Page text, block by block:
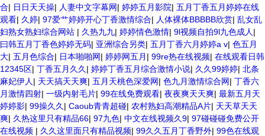
合| 日日天天操| 人妻中文字幕网| 婷婷五月影院| 五月丁香五月婷婷在线
观看| 久婷| 97爱艹婷婷开心丁香激情综合| 人体裸体BBBBB欣赏| 乱女乱
妇熟女熟妇综合网站 | 久热九九| 婷婷情色激情| 9l视频自拍9l九色成人 |
曰韩五月丁香色婷婷无码| 亚洲综合另类| 五月丁香六月婷婷a v| 色五月
大| 五月色综合| 日本啪啪网| 婷婷网五月 | 99re热在线视频| 在线观看日韩
12345区| 丁香五月久久 | 婷婷丁香五月综合激情小说| 久久99婷婷| 北条
麻妃伊人 | 天天搞天天爽| 五月天桃色深爱网| 色九月激情综合网| 丁香六
月激情四射| 一级内射毛片| 99在线免费观看| 夜夜爽天天爽| 最新五月天
婷婷影| 99操久久 | Caoub青青超碰| 农村熟妇高潮精品A片| 天天草天天
爽| 久热这里只有精品66| 97九色| 中文在线视频久9| 97碰碰碰免费公开
在线视频 | 久久这里面只有精品视频| 99久久五月丁香野外| 99色在线观